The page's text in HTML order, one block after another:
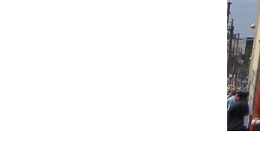
Província Franciscana
Conceição do Brasil